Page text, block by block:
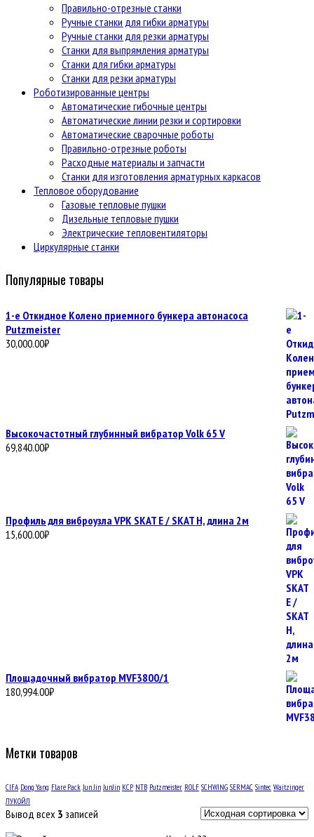
Правильно-отрезные станки
Ручные станки для гибки арматуры
Ручные станки для резки арматуры
Станки для выпрямления арматуры
Станки для гибки арматуры
Станки для резки арматуры
Роботизированные центры
Автоматические гибочные центры
Автоматические линии резки и сортировки
Автоматические сварочные роботы
Правильно-отрезные роботы
Расходные материалы и запчасти
Станки для изготовления арматурных каркасов
Тепловое оборудование
Газовые тепловые пушки
Дизельные тепловые пушки
Электрические тепловентиляторы
Циркулярные станки
Популярные товары
1-е Откидное Колено приемного бункера автонасоса
Putzmeister
30,000.00₽
Высокочастотный глубинный вибратор Volk 65 V
69,840.00₽
Профиль для виброузла VPK SKAT E / SKAT H, длина 2м
15,600.00₽
Площадочный вибратор MVF3800/1
180,994.00₽
Метки товаров
CIFA Dong Yang Flare Pack Jun Jin JunJin KCP NTB Putzmeister ROLF SCHWING SERMAC Sintec Waitzinger
ЛУКОЙЛ
Вывод всех 3 записей